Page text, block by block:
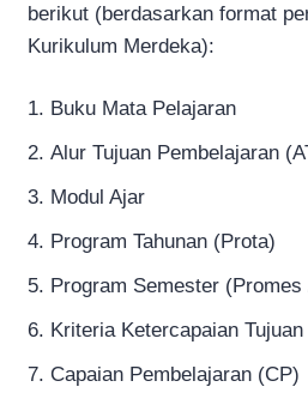
berikut (berdasarkan format
Kurikulum Merdeka):
Buku Mata Pelajaran
Alur Tujuan Pembelajaran
Modul Ajar
Program Tahunan (Prota)
Program Semester
Kriteria Ketercapaian
Capaian Pembelajaran (CP)